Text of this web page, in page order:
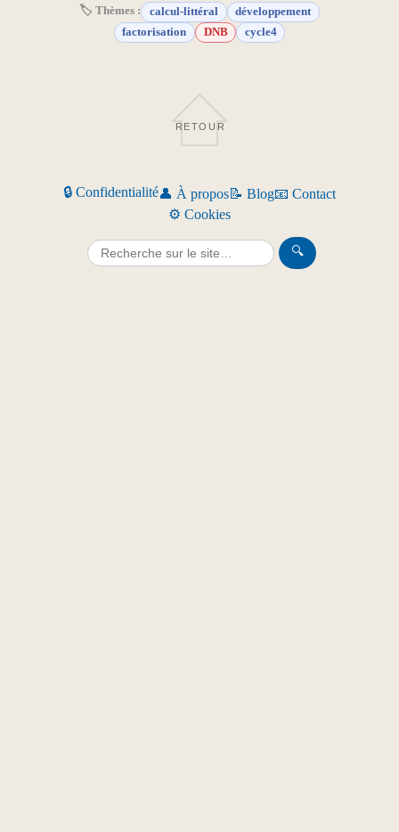
🏷 Thèmes : calcul-littéral
développement
factorisation
DNB cycle4
RETOUR
🔒 Confidentialité👤 À propos📝 Blog📧 Contact
⚙️ Cookies
🔍